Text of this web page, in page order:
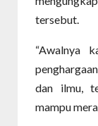
tersebut.
“Awalnya
dan ilmu,
mampu